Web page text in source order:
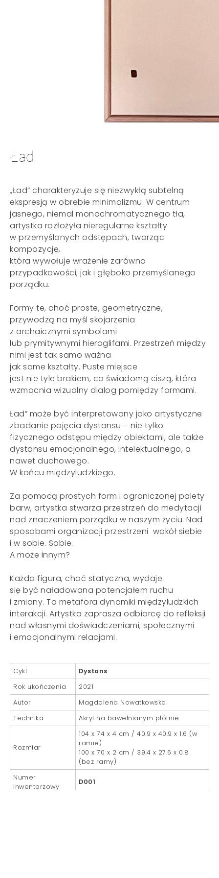
Ład
„Ład” charakteryzuje się niezwykłą subtelną
ekspresją w obrębie minimalizmu. W centrum
jasnego, niemal monochromatycznego tła,
artystka rozłożyła nieregularne kształty
w przemyślanych odstępach, tworząc
kompozycję,
która wywołuje wrażenie zarówno
przypadkowości, jak i głęboko przemyślanego
porządku.
Formy te, choć proste, geometryczne,
przywodzą na myśl skojarzenia
z archaicznymi symbolami
lub prymitywnymi hieroglifami. Przestrzeń między
nimi jest tak samo ważna
jak same kształty. Puste miejsce
jest nie tyle brakiem, co świadomą ciszą, która
wzmacnia wizualny dialog pomiędzy formami.
Ład” może być interpretowany jako artystyczne
zbadanie pojęcia dystansu – nie tylko
fizycznego odstępu między obiektami, ale także
dystansu emocjonalnego, intelektualnego, a
nawet duchowego.
W końcu międzyludzkiego.
Za pomocą prostych form i ograniczonej palety
barw, artystka stwarza przestrzeń do medytacji
nad znaczeniem porządku w naszym życiu. Nad
sposobami organizacji przestrzeni wokół siebie
i w sobie. Sobie.
A może innym?
Każda figura, choć statyczna, wydaje
się być naładowana potencjałem ruchu
i zmiany. To metafora dynamiki międzyludzkich
interakcji. Artystka zaprasza odbiorcę do refleksji
nad własnymi doświadczeniami, społecznymi
i emocjonalnymi relacjami.
Cykl
Dystans
Rok ukończenia
2021
Autor
Magdalena Nowatkowska
Technika
Akryl na bawełnianym płótnie
Rozmiar
104 x 74 x 4 cm / 40.9 x 40.9 x 1.6 (w
ramie)
100 x 70 x 2 cm / 39.4 x 27.6 x 0.8
(bez ramy)
Numer
inwentarzowy
D001